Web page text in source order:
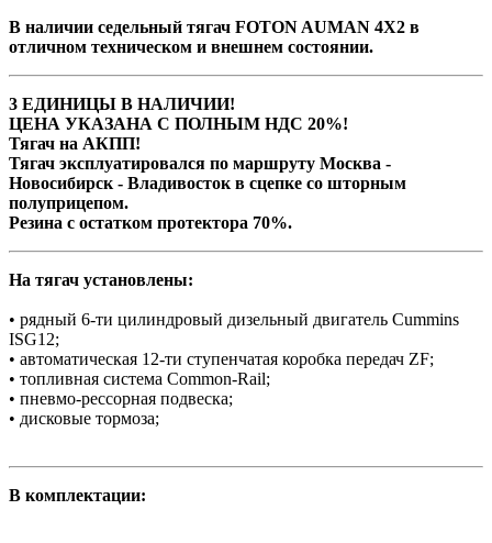
В наличии седельный тягач FOTON AUMAN 4Х2 в
отличном техническом и внешнем состоянии.
3 ЕДИНИЦЫ В НАЛИЧИИ!
ЦЕНА УКАЗАНА С ПОЛНЫМ НДС 20%!
Тягач на АКПП!
Тягач эксплуатировался по маршруту Москва -
Новосибирск - Владивосток в сцепке со шторным
полуприцепом.
Резина с остатком протектора 70%.
На тягач установлены:
• рядный 6-ти цилиндровый дизельный двигатель Cummins
ISG12;
• автоматическая 12-ти ступенчатая коробка передач ZF;
• топливная система Common-Rail;
• пневмо-рессорная подвеска;
• дисковые тормоза;
В комплектации: